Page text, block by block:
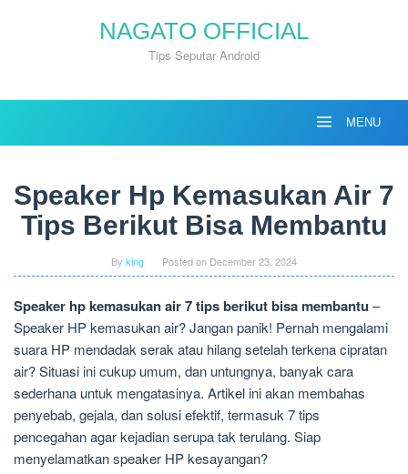
NAGATO OFFICIAL
Tips Seputar Android
MENU
Speaker Hp Kemasukan Air 7
Tips Berikut Bisa Membantu
By king Posted on December 23, 2024
Speaker hp kemasukan air 7 tips berikut bisa membantu –
Speaker HP kemasukan air? Jangan panik! Pernah mengalami
suara HP mendadak serak atau hilang setelah terkena cipratan
air? Situasi ini cukup umum, dan untungnya, banyak cara
sederhana untuk mengatasinya. Artikel ini akan membahas
penyebab, gejala, dan solusi efektif, termasuk 7 tips
pencegahan agar kejadian serupa tak terulang. Siap
menyelamatkan speaker HP kesayangan?